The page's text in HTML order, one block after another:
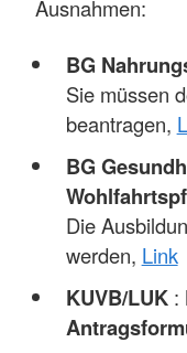
Ausnahmen:
BG
Sie müssen
beantragen,
BG
Die
werden, Link
KUVB/LUK :